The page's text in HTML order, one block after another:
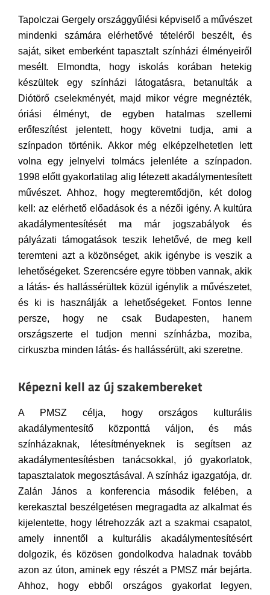
Tapolczai Gergely országgyűlési képviselő a művészet
mindenki számára elérhetővé tételéről beszélt, és
saját, siket emberként tapasztalt színházi élményeiről
mesélt. Elmondta, hogy iskolás korában hetekig
készültek egy színházi látogatásra, betanulták a
Diótörő cselekményét, majd mikor végre megnézték,
óriási élményt, de egyben hatalmas szellemi
erőfeszítést jelentett, hogy követni tudja, ami a
színpadon történik. Akkor még elképzelhetetlen lett
volna egy jelnyelvi tolmács jelenléte a színpadon.
1998 előtt gyakorlatilag alig létezett akadálymentesített
művészet. Ahhoz, hogy megteremtődjön, két dolog
kell: az elérhető előadások és a nézői igény. A kultúra
akadálymentesítését ma már jogszabályok és
pályázati támogatások teszik lehetővé, de meg kell
teremteni azt a közönséget, akik igénybe is veszik a
lehetőségeket. Szerencsére egyre többen vannak, akik
a látás- és hallássérültek közül igénylik a művészetet,
és ki is használják a lehetőségeket. Fontos lenne
persze, hogy ne csak Budapesten, hanem
országszerte el tudjon menni színházba, moziba,
cirkuszba minden látás- és hallássérült, aki szeretne.
Képezni kell az új szakembereket
A PMSZ célja, hogy országos kulturális
akadálymentesítő központtá váljon, és más
színházaknak, létesítményeknek is segítsen az
akadálymentesítésben tanácsokkal, jó gyakorlatok,
tapasztalatok megosztásával. A színház igazgatója, dr.
Zalán János a konferencia második felében, a
kerekasztal beszélgetésen megragadta az alkalmat és
kijelentette, hogy létrehozzák azt a szakmai csapatot,
amely innentől a kulturális akadálymentesítésért
dolgozik, és közösen gondolkodva haladnak tovább
azon az úton, aminek egy részét a PMSZ már bejárta.
Ahhoz, hogy ebből országos gyakorlat legyen,